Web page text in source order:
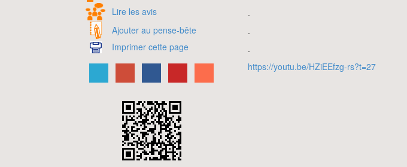
Lire les avis
Ajouter au pense-bête
Imprimer cette page
.
.
.
https://youtu.be/HZiEEfzg-rs?t=27